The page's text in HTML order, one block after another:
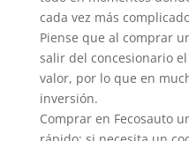
cada vez más
Piense que al comprar
salir del concesionario
valor, por lo que en
inversión.
Comprar en Fecosauto